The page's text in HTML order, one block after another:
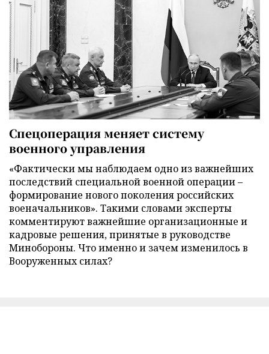
Спецоперация меняет систему
военного управления
«Фактически мы наблюдаем одно из важнейших
последствий специальной военной операции –
формирование нового поколения российских
военачальников». Такими словами эксперты
комментируют важнейшие организационные и
кадровые решения, принятые в руководстве
Минобороны. Что именно и зачем изменилось в
Вооруженных силах?